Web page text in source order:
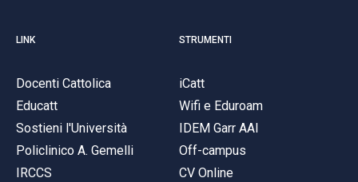
LINK
Docenti Cattolica
Educatt
Sostieni l'Università
Policlinico A. Gemelli
IRCCS
STRUMENTI
iCatt
Wifi e Eduroam
IDEM Garr AAI
Off-campus
CV Online